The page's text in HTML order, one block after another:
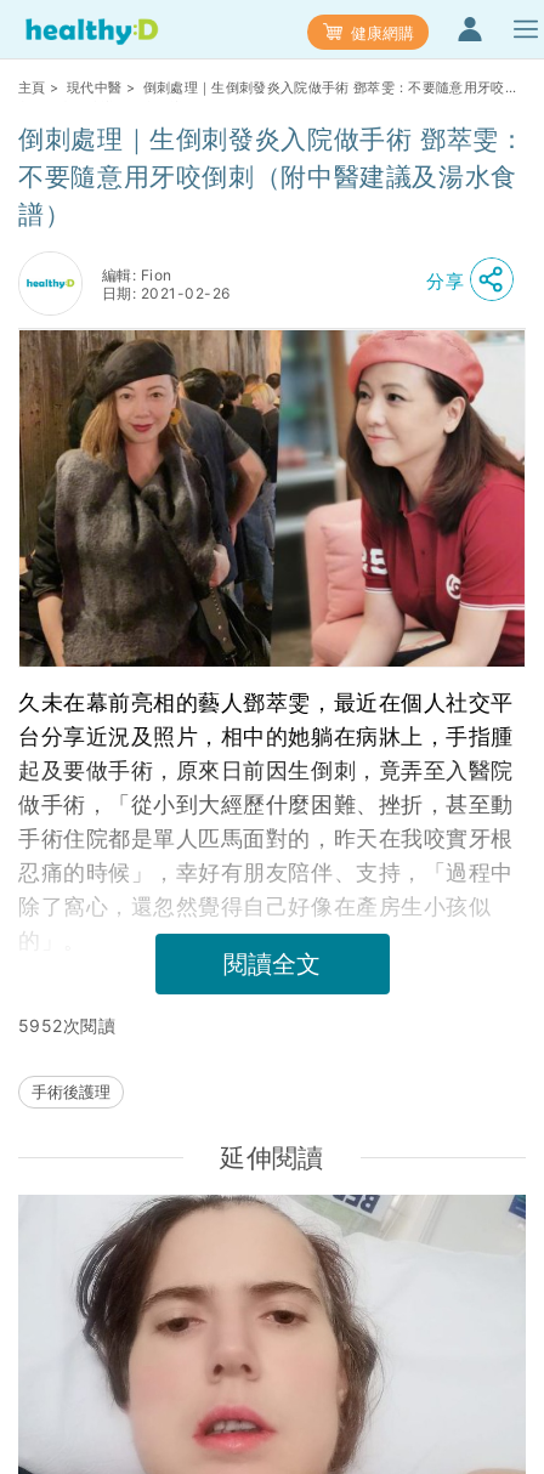
健康網購
主頁 > 現代中醫 > 倒刺處理｜生倒刺發炎入院做手術 鄧萃雯：不要隨意用牙咬倒
倒刺處理｜生倒刺發炎入院做手術 鄧萃雯：
不要隨意用牙咬倒刺（附中醫建議及湯水食
譜）
編輯: Fion
日期: 2021-02-26
分享
久未在幕前亮相的藝人鄧萃雯，最近在個人社交平
台分享近況及照片，相中的她躺在病牀上，手指腫
起及要做手術，原來日前因生倒刺，竟弄至入醫院
做手術，「從小到大經歷什麼困難、挫折，甚至動
手術住院都是單人匹馬面對的，昨天在我咬實牙根
忍痛的時候」，幸好有朋友陪伴、支持，「過程中
除了窩心，還忽然覺得自己好像在產房生小孩似
的」。
閱讀全文
5952次閱讀
手術後護理
延伸閱讀